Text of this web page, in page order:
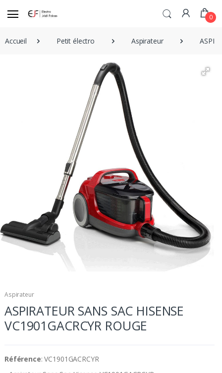
0
Accueil Petit électro Aspirateur
Aspirateur
ASPIRATEUR SANS SAC HISENSE
VC1901GACRCYR ROUGE
Référence: VC1901GACRCYR